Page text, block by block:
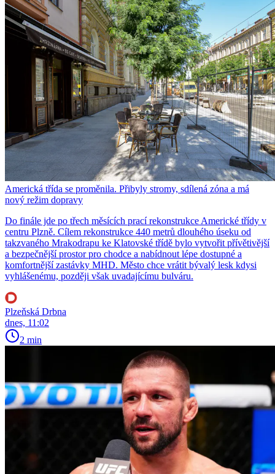
Americká třída se proměnila. Přibyly stromy, sdílená zóna a má
nový režim dopravy
Do finále jde po třech měsících prací rekonstrukce Americké třídy v
centru Plzně. Cílem rekonstrukce 440 metrů dlouhého úseku od
takzvaného Mrakodrapu ke Klatovské třídě bylo vytvořit přívětivější
a bezpečnější prostor pro chodce a nabídnout lépe dostupné a
komfortnější zastávky MHD. Město chce vrátit bývalý lesk kdysi
vyhlášenému, později však uvadajícímu bulváru.
Plzeňská Drbna
dnes, 11:02
2 min